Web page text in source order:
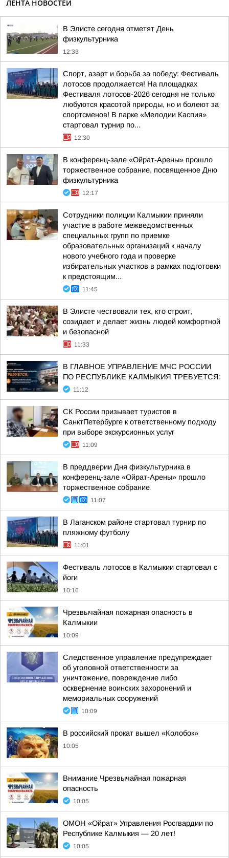
ЛЕНТА НОВОСТЕЙ
В Элисте сегодня отметят День
физкультурника
12:33
Спорт, азарт и борьба за победу: Фестиваль
лотосов продолжается! На площадках
Фестиваля лотосов-2026 сегодня не только
любуются красотой природы, но и болеют за
спортсменов! В парке «Мелодии Каспия»
стартовал турнир по...
12:30
В конференц-зале «Ойрат-Арены» прошло
торжественное собрание, посвященное Дню
физкультурника
12:17
Сотрудники полиции Калмыкии приняли
участие в работе межведомственных
специальных групп по приемке
образовательных организаций к началу
нового учебного года и проверке
избирательных участков в рамках подготовки
к предстоящим...
11:45
В Элисте чествовали тех, кто строит,
созидает и делает жизнь людей комфортной
и безопасной
11:33
В ГЛАВНОЕ УПРАВЛЕНИЕ МЧС РОССИИ
ПО РЕСПУБЛИКЕ КАЛМЫКИЯ ТРЕБУЕТСЯ:
11:12
СК России призывает туристов в
СанктПетербурге к ответственному подходу
при выборе экскурсионных услуг
11:09
В преддверии Дня физкультурника в
конференц-зале «Ойрат-Арены» прошло
торжественное собрание
11:07
В Лаганском районе стартовал турнир по
пляжному футболу
11:01
Фестиваль лотосов в Калмыкии стартовал с
йоги
10:16
Чрезвычайная пожарная опасность в
Калмыкии
10:09
Следственное управление предупреждает
об уголовной ответственности за
уничтожение, повреждение либо
осквернение воинских захоронений и
мемориальных сооружений
10:09
В российский прокат вышел «Колобок»
10:05
Внимание Чрезвычайная пожарная
опасность
10:05
ОМОН «Ойрат» Управления Росгвардии по
Республике Калмыкия — 20 лет!
10:05